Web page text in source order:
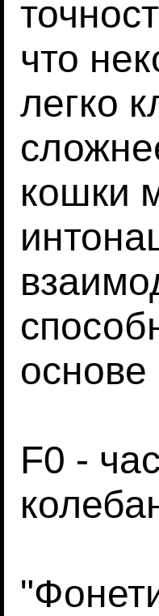
что
легко
кошки
основе
F0 -